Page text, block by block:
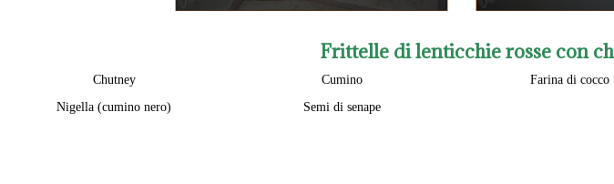
Frittelle di lenticchie rosse con
Chutney Cumino Farina di cocco
Nigella (cumino nero)
Semi di senape